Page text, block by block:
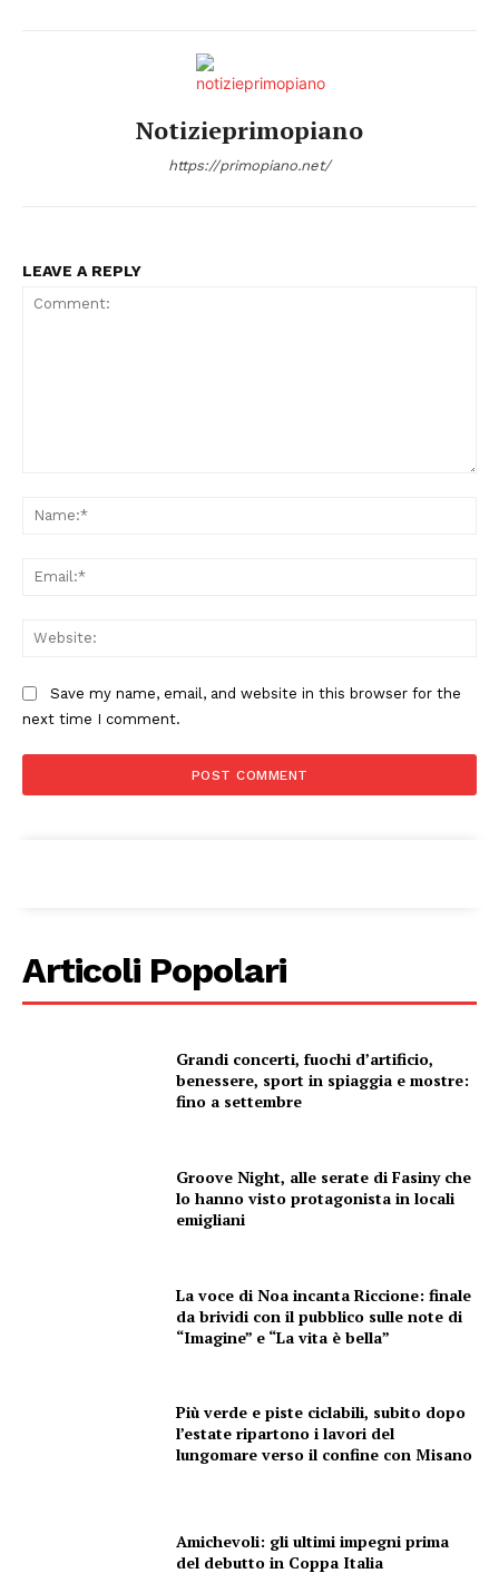
Notizieprimopiano
https://primopiano.net/
LEAVE A REPLY
Save my name, email, and website in this browser for the
next time I comment.
Articoli Popolari
Grandi concerti, fuochi d’artificio,
benessere, sport in spiaggia e mostre:
fino a settembre
Groove Night, alle serate di Fasiny che
lo hanno visto protagonista in locali
emigliani
La voce di Noa incanta Riccione: finale
da brividi con il pubblico sulle note di
“Imagine” e “La vita è bella”
Più verde e piste ciclabili, subito dopo
l’estate ripartono i lavori del
lungomare verso il confine con Misano
Amichevoli: gli ultimi impegni prima
del debutto in Coppa Italia